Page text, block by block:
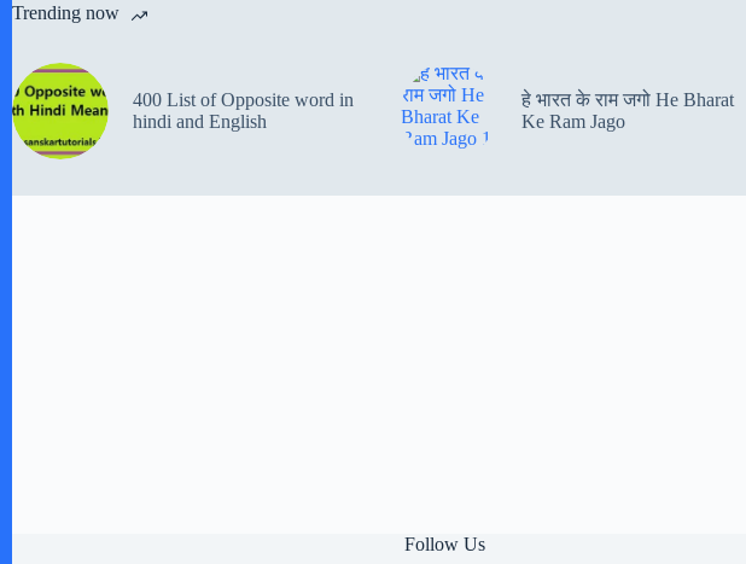
Trending now
400 List of Opposite word in
hindi and English
हे भारत के राम जगो He Bharat
Ke Ram Jago
Follow Us